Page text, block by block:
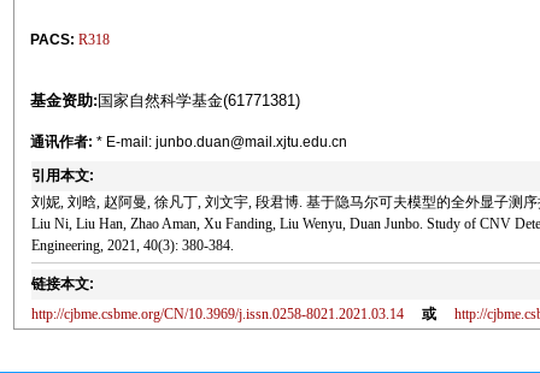
PACS: R318
基金资助: 国家自然科学基金(61771381)
通讯作者: * E-mail: junbo.duan@mail.xjtu.edu.cn
引用本文:
刘妮, 刘晗, 赵阿曼, 徐凡丁, 刘文宇, 段君博. 基于隐马尔可夫模型的全外显子测
Liu Ni, Liu Han, Zhao Aman, Xu Fanding, Liu Wenyu, Duan Junbo. Study of CNV
Engineering, 2021, 40(3): 380-384.
链接本文:
http://cjbme.csbme.org/CN/10.3969/j.issn.0258-8021.2021.03.14
或 http://